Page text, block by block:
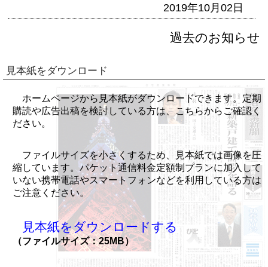
2019年10月02日
過去のお知らせ
見本紙をダウンロード
ホームページから見本紙がダウンロードできます。定期
購読や広告出稿を検討している方は、こちらからご確認く
ださい。
ファイルサイズを小さくするため、見本紙では画像を圧
縮しています。パケット通信料金定額制プランに加入して
いない携帯電話やスマートフォンなどを利用している方は
ご注意ください。
見本紙をダウンロードする
（ファイルサイズ：25MB）